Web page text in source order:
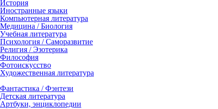
История
Иностранные языки
Компьютерная литература
Медицина / Биология
Учебная литература
Психология / Саморазвитие
Религия / Эзотерика
Философия
Фотоискусство
Художественная литература
Фантастика / Фэнтези
Детская литература
Артбуки, энциклопедии